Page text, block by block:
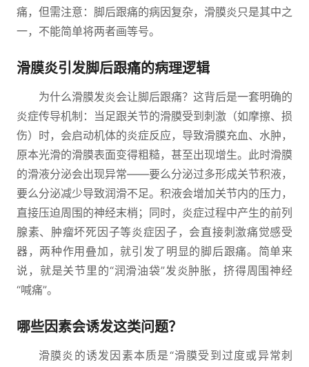
痛，但需注意：脚后跟痛的病因复杂，滑膜炎只是其中之
一，不能简单将两者画等号。
滑膜炎引发脚后跟痛的病理逻辑
为什么滑膜发炎会让脚后跟痛？这背后是一套明确的
炎症传导机制：当足跟关节的滑膜受到刺激（如摩擦、损
伤）时，会启动机体的炎症反应，导致滑膜充血、水肿，
原本光滑的滑膜表面变得粗糙，甚至出现增生。此时滑膜
的滑液分泌会出现异常——要么分泌过多形成关节积液，
要么分泌减少导致润滑不足。积液会增加关节内的压力，
直接压迫周围的神经末梢；同时，炎症过程中产生的前列
腺素、肿瘤坏死因子等炎症因子，会直接刺激痛觉感受
器，两种作用叠加，就引发了明显的脚后跟痛。简单来
说，就是关节里的“润滑油袋”发炎肿胀，挤得周围神经
“喊痛”。
哪些因素会诱发这类问题？
滑膜炎的诱发因素本质是“滑膜受到过度或异常刺